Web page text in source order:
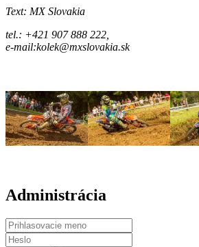
Text: MX Slovakia
tel.: +421 907 888 222,
e-mail:kolek@mxslovakia.sk
Administrácia